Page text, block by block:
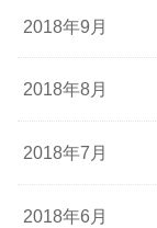
2018年9月
2018年8月
2018年7月
2018年6月